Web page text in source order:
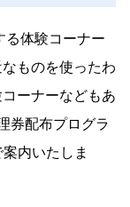
る体験コーナー
ものを使ったわ
ーナーなどもあ
券配布プログラ
内いたしま